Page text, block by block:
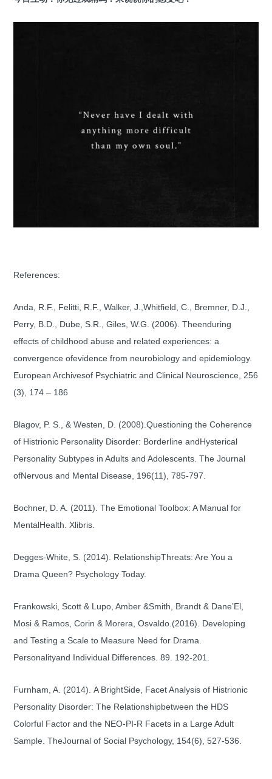
References:
Anda, R.F., Felitti, R.F., Walker, J.,Whitfield, C., Bremner, D.J.,
Perry, B.D., Dube, S.R., Giles, W.G. (2006). Theenduring
effects of childhood abuse and related experiences: a
convergence ofevidence from neurobiology and epidemiology.
European Archivesof Psychiatric and Clinical Neuroscience, 256
(3), 174 – 186
Blagov, P. S., & Westen, D. (2008).Questioning the Coherence
of Histrionic Personality Disorder: Borderline andHysterical
Personality Subtypes in Adults and Adolescents. The Journal
ofNervous and Mental Disease, 196(11), 785-797.
Bochner, D. A. (2011). The Emotional Toolbox: A Manual for
MentalHealth. Xlibris.
Degges-White, S. (2014). RelationshipThreats: Are You a
Drama Queen? Psychology Today.
Frankowski, Scott & Lupo, Amber &Smith, Brandt & Dane’El,
Mosi & Ramos, Corin & Morera, Osvaldo.(2016). Developing
and Testing a Scale to Measure Need for Drama.
Personalityand Individual Differences. 89. 192-201.
Furnham, A. (2014). A BrightSide, Facet Analysis of Histrionic
Personality Disorder: The Relationshipbetween the HDS
Colorful Factor and the NEO-PI-R Facets in a Large Adult
Sample. TheJournal of Social Psychology, 154(6), 527-536.